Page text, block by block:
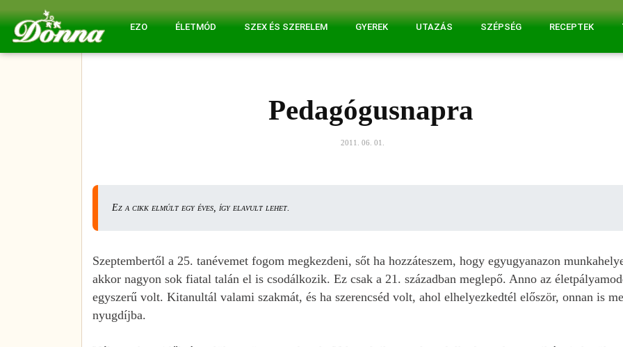
EZO ÉLETMÓD SZEX ÉS SZERELEM GYEREK UTAZÁS SZÉPSÉG RECEPTEK
Pedagógusnapra
2011. 06. 01.
Ez a cikk elmúlt egy éves, így elavult lehet.
Szeptembertől a 25. tanévemet fogom megkezdeni, sőt ha hozzáteszem, hogy egyugyanazon
akkor nagyon sok fiatal talán el is csodálkozik. Ez csak a 21. században meglepő. Anno az
egyszerű volt. Kitanultál valami szakmát, és ha szerencséd volt, ahol elhelyezkedtél először, onnan is
nyugdíjba.